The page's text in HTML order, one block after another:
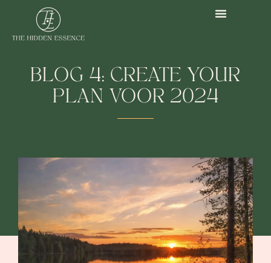
BLOG 4: CREATE YOUR
PLAN VOOR 2024